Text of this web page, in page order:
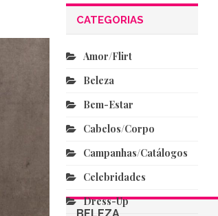
CATEGORIAS
Amor/flirt
Beleza
Bem-Estar
Cabelos/corpo
Campanhas/catálogos
Celebridades
Dress-Up